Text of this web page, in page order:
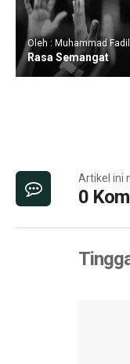
Oleh : Muhammad
Rasa Semangat
Artikel ini
0